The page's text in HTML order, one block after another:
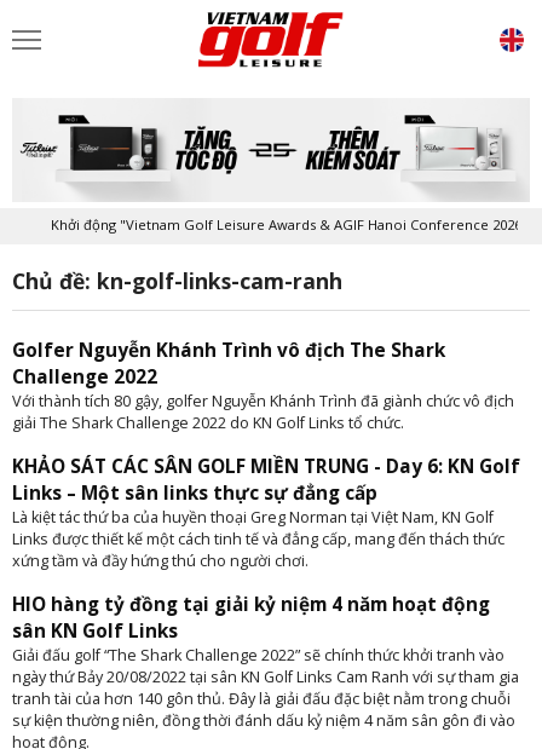
Khởi động "Vietnam Golf Leisure Awards & AGIF Hanoi Conference 2026"
Chủ đề: kn-golf-links-cam-ranh
Golfer Nguyễn Khánh Trình vô địch The Shark
Challenge 2022
Với thành tích 80 gậy, golfer Nguyễn Khánh Trình đã giành chức vô địch
giải The Shark Challenge 2022 do KN Golf Links tổ chức.
KHẢO SÁT CÁC SÂN GOLF MIỀN TRUNG - Day 6: KN Golf
Links – Một sân links thực sự đẳng cấp
Là kiệt tác thứ ba của huyền thoại Greg Norman tại Việt Nam, KN Golf
Links được thiết kế một cách tinh tế và đẳng cấp, mang đến thách thức
xứng tầm và đầy hứng thú cho người chơi.
HIO hàng tỷ đồng tại giải kỷ niệm 4 năm hoạt động
sân KN Golf Links
Giải đấu golf “The Shark Challenge 2022” sẽ chính thức khởi tranh vào
ngày thứ Bảy 20/08/2022 tại sân KN Golf Links Cam Ranh với sự tham gia
tranh tài của hơn 140 gôn thủ. Đây là giải đấu đặc biệt nằm trong chuỗi
sự kiện thường niên, đồng thời đánh dấu kỷ niệm 4 năm sân gôn đi vào
hoạt động.